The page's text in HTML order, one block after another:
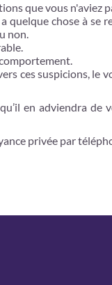
que vous n'aviez
quelque chose à se
non.
ces suspicions, le
en adviendra
privée par